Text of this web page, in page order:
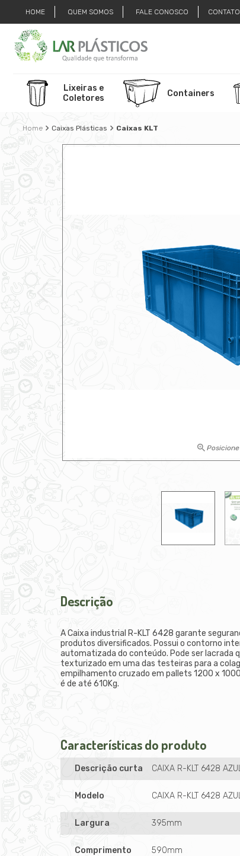
HOME QUEM SOMOS FALE CONOSCO
Lixeiras e
Coletores
Containers
Caixas Plásticas Caixas KLT
Descrição
A Caixa industrial R-KLT 6428 garante
produtos diversificados. Possui o contorno
automatizada do conteúdo. Pode ser lacrada
texturizado em uma das testeiras para a
empilhamento cruzado em pallets 1200 x
é de até 610Kg.
Características do produto
Descrição curta CAIXA R-KLT 6428
Modelo CAIXA R-KLT 6428
Largura 395mm
Comprimento 590mm